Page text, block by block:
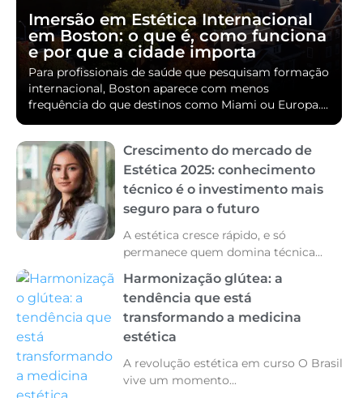
Imersão em Estética Internacional
em Boston: o que é, como funciona
e por que a cidade importa
Para profissionais de saúde que pesquisam formação
internacional, Boston aparece com menos
frequência do que destinos como Miami ou Europa....
Crescimento do mercado de
Estética 2025: conhecimento
técnico é o investimento mais
seguro para o futuro
A estética cresce rápido, e só
permanece quem domina técnica...
Harmonização glútea: a
tendência que está
transformando a medicina
estética
A revolução estética em curso O Brasil
vive um momento...